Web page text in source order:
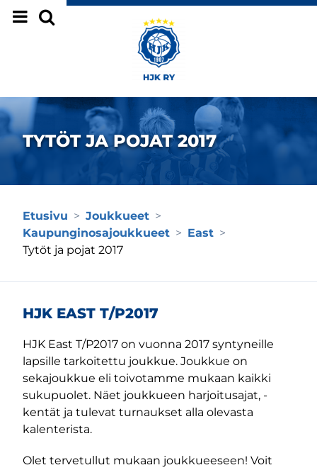
Siirry sivun sisältöön
TYTÖT JA POJAT 2017
Etusivu > Joukkueet >
Kaupunginosajoukkueet > East >
Tytöt ja pojat 2017
HJK EAST T/P2017
HJK East T/P2017 on vuonna 2017 syntyneille
lapsille tarkoitettu joukkue. Joukkue on
sekajoukkue eli toivotamme mukaan kaikki
sukupuolet. Näet joukkueen harjoitusajat, -
kentät ja tulevat turnaukset alla olevasta
kalenterista.
Olet tervetullut mukaan joukkueeseen! Voit